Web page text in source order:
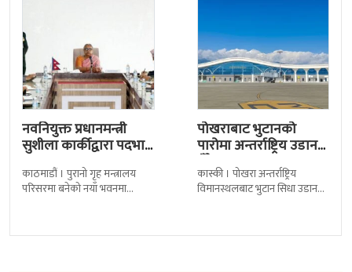
नवनियुक्त प्रधानमन्त्री
सुशीला कार्कीद्वारा पदभार
काठमाडौं । पुरानो गृह मन्त्रालय
परिसरमा बनेको नयाँ भवनमा
नवनियुक्त
पोखराबाट भुटानको
पारोमा अन्तर्राष्ट्रिय उडान
हुँदै
कास्की । पोखरा अन्तर्राष्ट्रिय
विमानस्थलबाट भुटान सिधा उडान
लागेको हो